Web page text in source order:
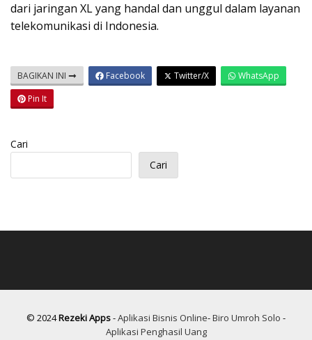
dari jaringan XL yang handal dan unggul dalam layanan
telekomunikasi di Indonesia.
BAGIKAN INI Facebook Twitter/X
WhatsApp
Pin It
Cari
Cari
© 2024Rezeki Apps-Aplikasi Bisnis Online-Biro Umroh Solo -
Aplikasi Penghasil Uang